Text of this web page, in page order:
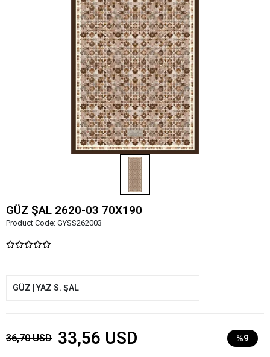
GÜZ ŞAL 2620-03 70X190
Product Code: GYSS262003
GÜZ | YAZ S. ŞAL
36,70 USD 33,56 USD %9